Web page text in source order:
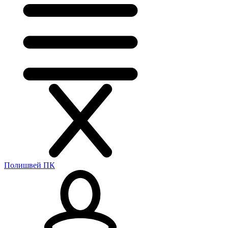
Полишвей ПК